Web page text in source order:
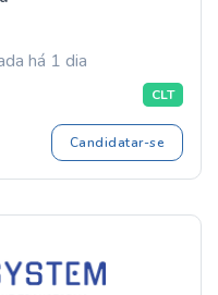
há 1 dia
CLT
Candidatar-se